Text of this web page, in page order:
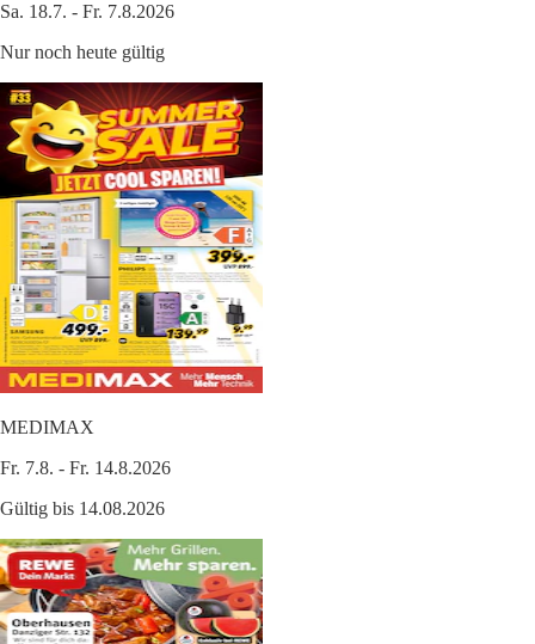
Sa. 18.7. - Fr. 7.8.2026
Nur noch heute gültig
MEDIMAX
Fr. 7.8. - Fr. 14.8.2026
Gültig bis 14.08.2026